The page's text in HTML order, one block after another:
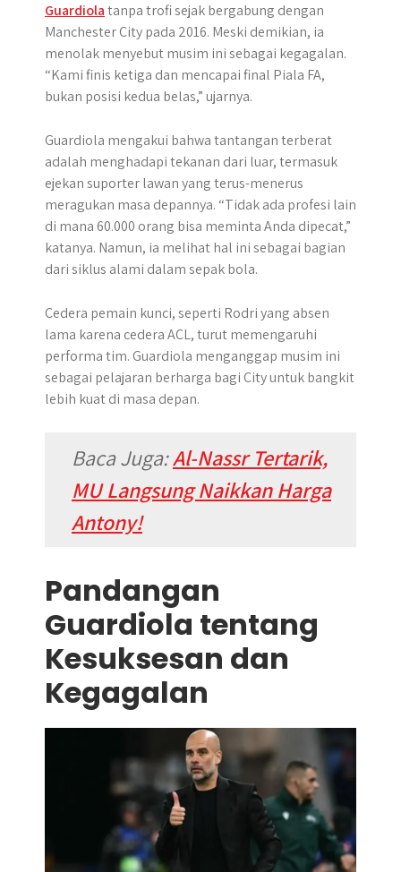
Guardiolatanpa trofi sejak bergabung dengan
Manchester City pada 2016. Meski demikian, ia
menolak menyebut musim ini sebagai kegagalan.
“Kami finis ketiga dan mencapai final Piala FA,
bukan posisi kedua belas,” ujarnya.
Guardiola mengakui bahwa tantangan terberat
adalah menghadapi tekanan dari luar, termasuk
ejekan suporter lawan yang terus-menerus
meragukan masa depannya. “Tidak ada profesi lain
di mana 60.000 orang bisa meminta Anda dipecat,”
katanya. Namun, ia melihat hal ini sebagai bagian
dari siklus alami dalam sepak bola.
Cedera pemain kunci, seperti Rodri yang absen
lama karena cedera ACL, turut memengaruhi
performa tim. Guardiola menganggap musim ini
sebagai pelajaran berharga bagi City untuk bangkit
lebih kuat di masa depan.
Baca Juga:Al-Nassr Tertarik,
MU Langsung Naikkan Harga
Antony!
Pandangan
Guardiola tentang
Kesuksesan dan
Kegagalan